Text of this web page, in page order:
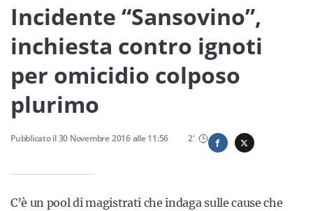
Economia
Sport
Sicilia
Incidente “Sansovino”,
inchiesta contro ignoti
per omicidio colposo
plurimo
Pubblicato il30 Novembre 2016alle11:56 2'
C’è un pool di magistrati che indaga sulle cause che